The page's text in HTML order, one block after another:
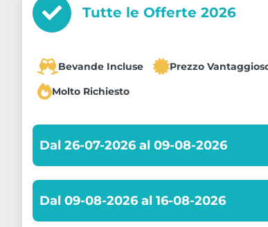
Tutte le Offerte2026
Bevande Incluse Prezzo
Molto Richiesto
Dal 26-07-2026 al 09-08-2026
Dal 09-08-2026 al 16-08-2026